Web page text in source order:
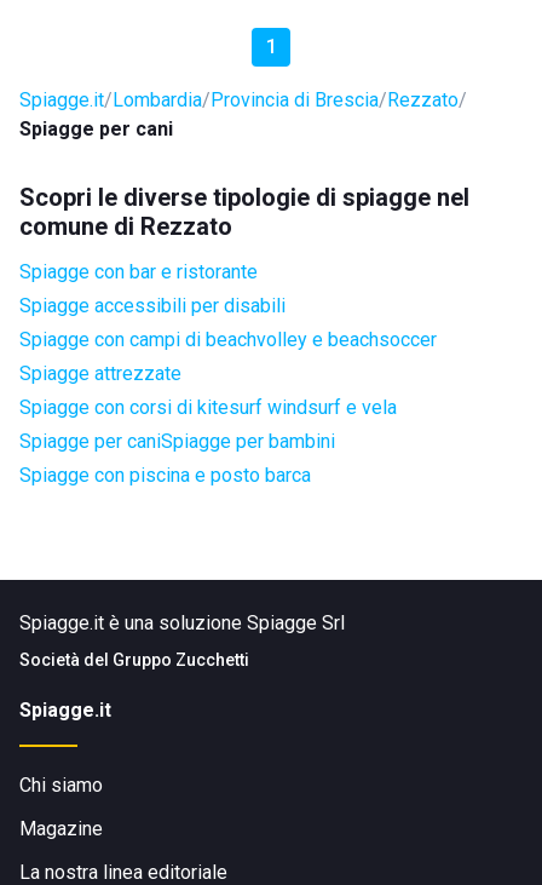
1
Spiagge.it Lombardia Provincia di Brescia Rezzato
Spiagge per cani
Scopri le diverse tipologie di spiagge nel
comune di Rezzato
Spiagge con bar e ristorante
Spiagge accessibili per disabili
Spiagge con campi di beachvolley e beachsoccer
Spiagge attrezzate
Spiagge con corsi di kitesurf windsurf e vela
Spiagge per caniSpiagge per bambini
Spiagge con piscina e posto barca
Spiagge.it è una soluzione Spiagge Srl
Società del Gruppo Zucchetti
Spiagge.it
Chi siamo
Magazine
La nostra linea editoriale